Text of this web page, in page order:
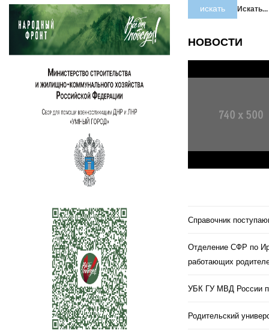
искать Искать...
НОВОСТИ
Справочник
Отделение СФР по
работающих
УБК ГУ МВД России
Родительский